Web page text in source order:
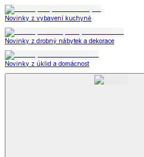
Novinky z vybavení kuchyně
Novinky z drobný nábytek a dekorace
Novinky z úklid a domácnost